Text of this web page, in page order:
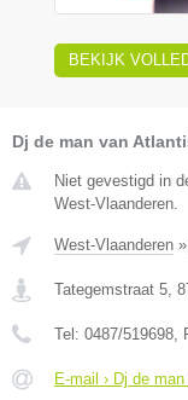
BEKIJK
Dj de man van
Niet gevestigd in
West-Vlaanderen.
West-Vlaanderen »
Tategemstraat 5
Tel: 0487/519698
E-mail › Dj de